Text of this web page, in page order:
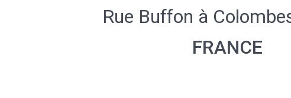
Rue Buffon à
FRANCE